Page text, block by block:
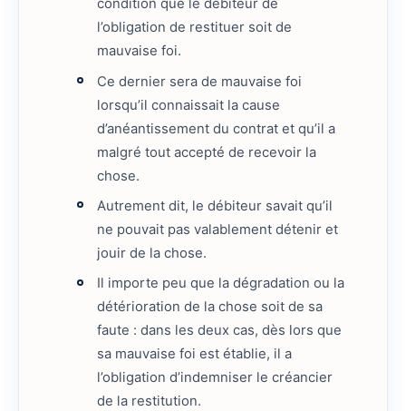
condition que le débiteur de
l’obligation de restituer soit de
mauvaise foi.
Ce dernier sera de mauvaise foi
lorsqu’il connaissait la cause
d’anéantissement du contrat et qu’il a
malgré tout accepté de recevoir la
chose.
Autrement dit, le débiteur savait qu’il
ne pouvait pas valablement détenir et
jouir de la chose.
Il importe peu que la dégradation ou la
détérioration de la chose soit de sa
faute : dans les deux cas, dès lors que
sa mauvaise foi est établie, il a
l’obligation d’indemniser le créancier
de la restitution.